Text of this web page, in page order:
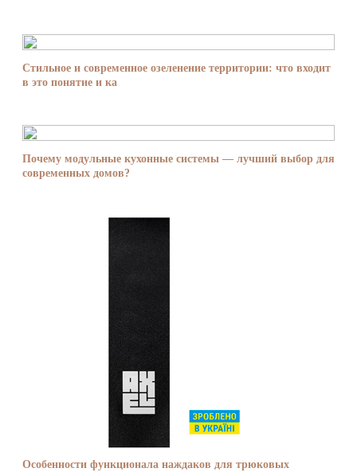
Стильное и современное озеленение территории: что входит
в это понятие и ка
Почему модульные кухонные системы — лучший выбор для
современных домов?
Особенности функционала наждаков для трюковых